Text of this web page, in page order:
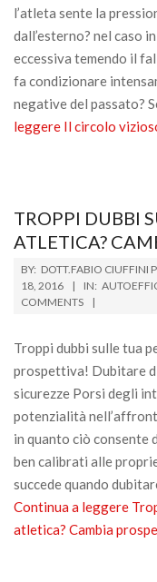
l’atleta sente la
dall’esterno? nel caso
eccessiva temendo il
fa condizionare
negative del passato?
leggere Il circolo
TROPPI DUBBI
ATLETICA?
2016-
02-
18
BY: DOTT.FABIO CIUFFINI
18, 2016
IN:
COMMENTS
Troppi dubbi sulle tua
prospettiva! Dubitare
sicurezze Porsi degli
potenzialità
in quanto ciò
ben calibrati alle
succede quando
Continua a leggere
atletica? Cambia